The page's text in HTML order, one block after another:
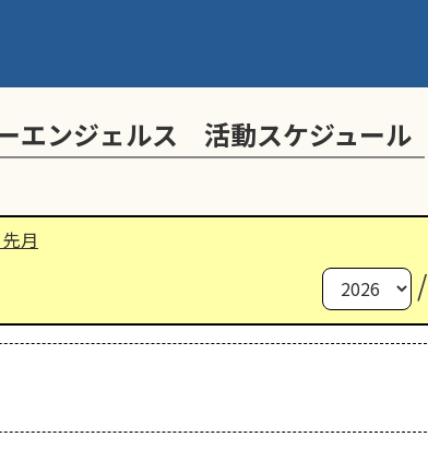
エンジェルス 活動スケジュール
先月
/